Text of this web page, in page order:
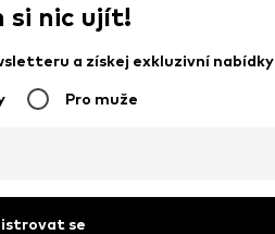
si nic ujít!
a získej exkluzivní nabídky
Pro muže
se